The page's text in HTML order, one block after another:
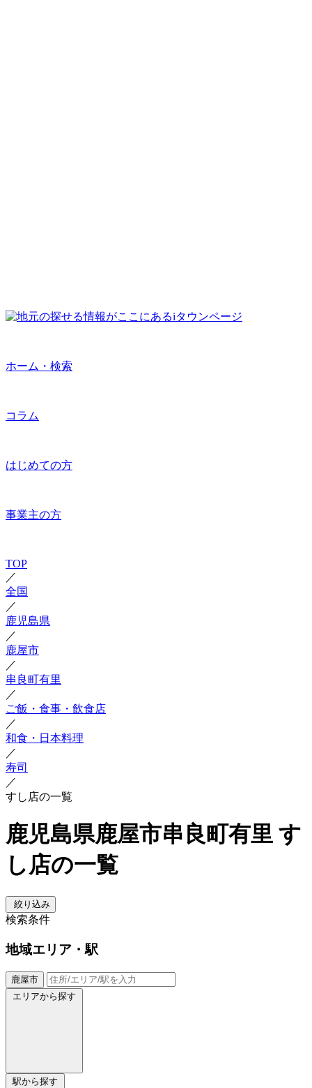
ホーム・検索
コラム
はじめての方
事業主の方
TOP
／
全国
／
鹿児島県
／
鹿屋市
／
串良町有里
／
ご飯・食事・飲食店
／
和食・日本料理
／
寿司
／
すし店の一覧
鹿児島県鹿屋市串良町有里 す
し店の一覧
絞り込み
検索条件
地域エリア・駅
鹿屋市
エリアから探す
駅から探す